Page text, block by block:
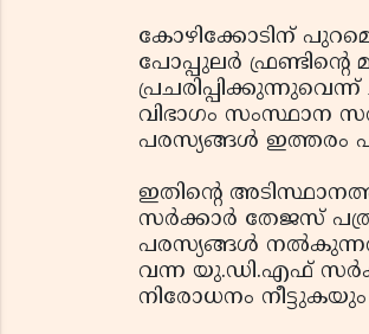
കോഴിക്കോടിന്
പോപ്പുലര്‍
വിഭാഗം സംസ്ഥാന
പരസ്യങ്ങള്‍ ഇത്തരം
ഇതിന്റെ
സര്‍ക്കാര്‍ തേജസ്
പരസ്യങ്ങള്‍
വന്ന യു.ഡി.എഫ്
നിരോധനം